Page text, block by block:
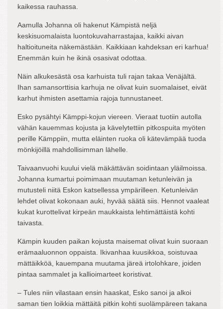
kaikessa rauhassa.
Aamulla Johanna oli hakenut Kämpistä neljä
keskisuomalaista luontokuvaharrastajaa, kaikki aivan
haltioituneita näkemästään. Kaikkiaan kahdeksan eri karhua!
Enemmän kuin he ikinä osasivat odottaa.
Näin alkukesästä osa karhuista tuli rajan takaa Venäjältä.
Ihan samansorttisia karhuja ne olivat kuin suomalaiset, eivät
karhut ihmisten asettamia rajoja tunnustaneet.
Esko pysähtyi Kämppi-kojun viereen. Vieraat tuotiin autolla
vähän kauemmas kojusta ja kävelytettiin pitkospuita myöten
perille Kämppiin, mutta eläinten ruoka oli kätevämpää tuoda
mönkijöillä mahdollisimman lähelle.
Taivaanvuohi kuului vielä mäkättävän soidintaan yläilmoissa.
Johanna kumartui poimimaan muutaman ketunleivän ja
mutusteli niitä Eskon katsellessa ympärilleen. Ketunleivän
lehdet olivat kokonaan auki, hyvää säätä siis. Hennot vaaleat
kukat kurottelivat kirpeän maukkaista lehtimättäistä kohti
taivasta.
Kämpin kuuden paikan kojusta maisemat olivat kuin suoraan
erämaaluonnon oppaista. Ikivanhaa kuusikkoa, soistuvaa
mättäikköä, kauempana muutama järeä irtolohkare, joiden
pintaa sammalet ja kallioimarteet koristivat.
– Tules niin vilastaan ensin haaskat, Esko sanoi ja alkoi
saman tien loikkia mättäitä pitkin kohti suolämpäreen takana